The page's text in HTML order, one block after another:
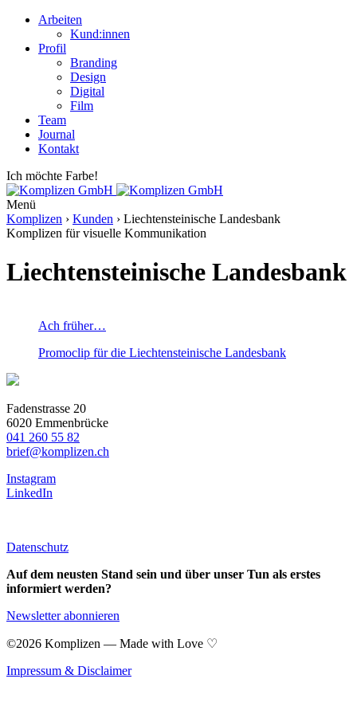
Arbeiten
Kund:innen
Profil
Branding
Design
Digital
Film
Team
Journal
Kontakt
Ich möchte Farbe!
Menü
Komplizen › Kunden › Liechtensteinische Landesbank
Komplizen für visuelle Kommunikation
Liechtensteinische Landesbank
Ach früher…
Promoclip für die Liechtensteinische Landesbank
Fadenstrasse 20
6020 Emmenbrücke
041 260 55 82
brief@komplizen.ch
Instagram
LinkedIn
Datenschutz
Auf dem neusten Stand sein und über unser Tun als erstes
informiert werden?
Newsletter abonnieren
©2026 Komplizen — Made with Love ♡
Impressum & Disclaimer